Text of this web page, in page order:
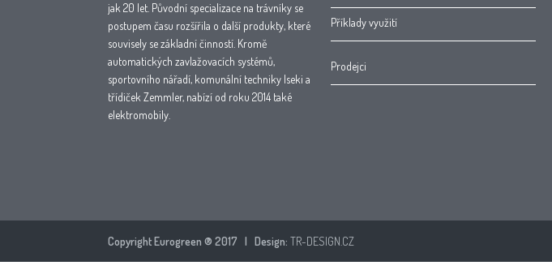
jak 20 let. Původní specializace na trávníky se
postupem času rozšířila o další produkty, které
souvisely se základní činností. Kromě
automatických zavlažovacích systémů,
sportovního nářadí, komunální techniky Iseki a
třídiček Zemmler, nabízí od roku 2014 také
elektromobily.
Příklady využití
Prodejci
Copyright Eurogreen ® 2017 | Design: TR-DESIGN.CZ